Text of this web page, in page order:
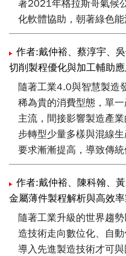
越價值，具備高度產業
著2021年格拉斯哥氣候
化軟體協助，朝著綠色
工業而言，主軸加工時
差及主軸長期運轉影響主
據分析，實時掌握機台
避免工件損壞及設備停
此，透過工具機主軸狀
集數據並透過數據AI技
偏移及主軸振動穩定等
態，降低機台設備損耗
轉型的關鍵要素，藉由
的核心能力，透過實際應
型，提升國內業者在全
作者:戴仲裕、蔡淳宇、
切削製程優化與加工輔助
隨著工業4.0與智慧製造
稀為貴的消費型態，單
主流，間接影響製造產
步轉型少量多樣與混線
要求漸漸提高，導致傳
率不足以應付客戶需求
效率的製程優化輔助應用
備的最大動態容許負荷
功能，協助加工業者快
錯與試誤的時間，且提
作者:戴仲裕、陳科翰、
金屬薄件製程解析與高效
隨著工業升級的世界趨
造技術走向數位化、自
導入先進製造技術才可